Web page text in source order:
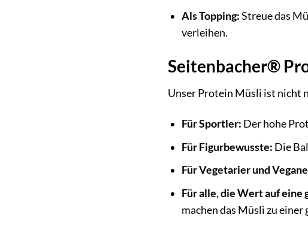
Als Topping:Streue das
verleihen.
Seitenbacher®
Unser Protein Müsli ist nicht
Für Sportler: Der hohe
Für Figurbewusste: Die
Für Vegetarier und
Für alle, die Wert auf eine
machen das Müsli zu einer